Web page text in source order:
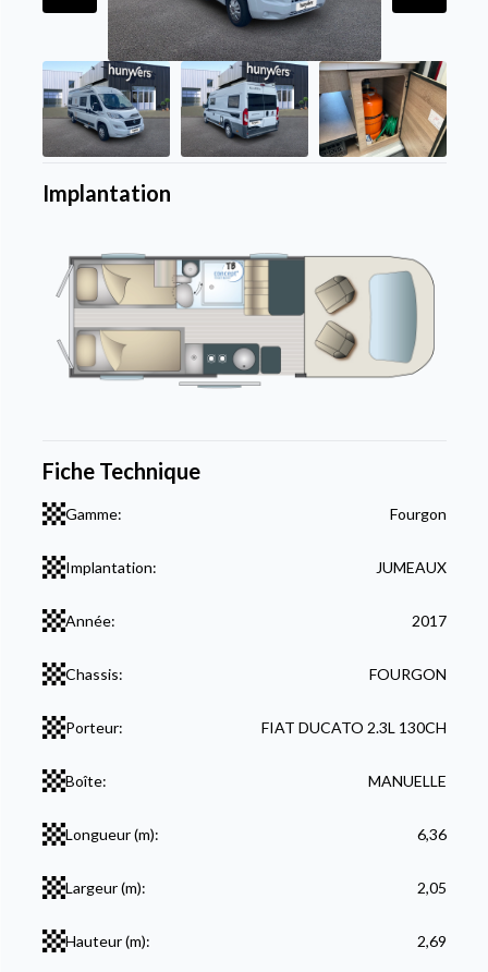
Implantation
Fiche Technique
Gamme: Fourgon
Implantation: JUMEAUX
Année: 2017
Chassis: FOURGON
Porteur: FIAT DUCATO 2.3L 130CH
Boîte: MANUELLE
Longueur (m): 6,36
Largeur (m): 2,05
Hauteur (m): 2,69